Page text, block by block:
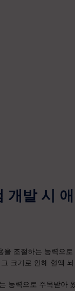
개발 시
조절하는 능력으
크기로 인해 혈액
능력으로 주목받아